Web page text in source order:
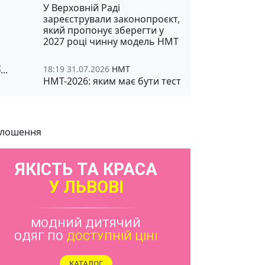
У Верховній Раді
зареєстрували законопроєкт,
який пропонує зберегти у
2027 році чинну модель НМТ
18:19 31.07.2026 НМТ
НМТ-2026: яким має бути тест
ЯКІСТЬ ТА КРАСА
У ЛЬВОВІ
МОДНИЙ ДИТЯЧИЙ
ОДЯГ ПО ДОСТУПНІЙ ЦІНІ